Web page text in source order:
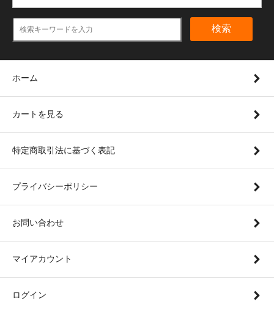
検索
ホーム
カートを見る
特定商取引法に基づく表記
プライバシーポリシー
お問い合わせ
マイアカウント
ログイン